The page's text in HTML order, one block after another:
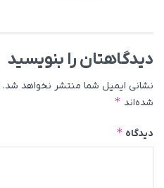
دیدگاهتان را بنویسید
نشانی ایمیل شما منتشر نخواهد شد.
شده‌اند *
دیدگاه *